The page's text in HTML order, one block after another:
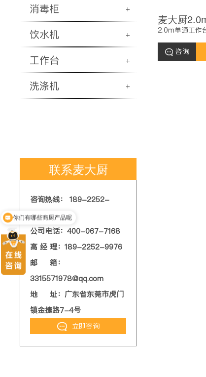
消毒柜 +
饮水机 +
工作台 +
洗涤机 +
联系麦大厨
咨询热线： 189-2252-
9976
公司电话：400-067-7168
高 经 理：189-2252-9976
邮 箱：
3315571978@qq.com
地 址：广东省东莞市虎门
镇金捷路7-4号
立即咨询
2.0m单通工作
咨询
你们有哪些商厨产品呢
现在有优惠活动吗